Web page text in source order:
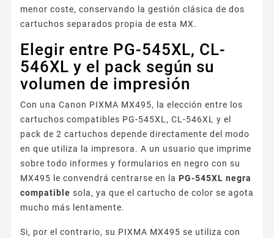
menor coste, conservando la gestión clásica de dos
cartuchos separados propia de esta MX.
Elegir entre PG-545XL, CL-
546XL y el pack según su
volumen de impresión
Con una Canon PIXMA MX495, la elección entre los
cartuchos compatibles PG-545XL, CL-546XL y el
pack de 2 cartuchos depende directamente del modo
en que utiliza la impresora. A un usuario que imprime
sobre todo informes y formularios en negro con su
MX495 le convendrá centrarse en la PG-545XL negra
compatible sola, ya que el cartucho de color se agota
mucho más lentamente.
Si, por el contrario, su PIXMA MX495 se utiliza con